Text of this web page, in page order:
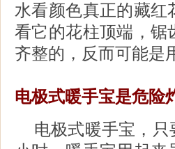
水看颜色真正的藏红
看它的花柱顶端，锯
齐整的，反而可能是
电极式暖手宝是危险
电极式暖手宝，